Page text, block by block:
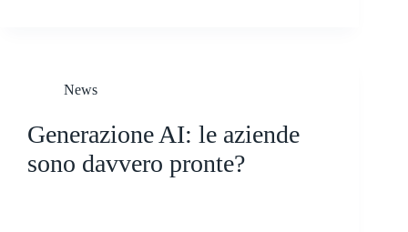
News
Generazione AI: le aziende
sono davvero pronte?